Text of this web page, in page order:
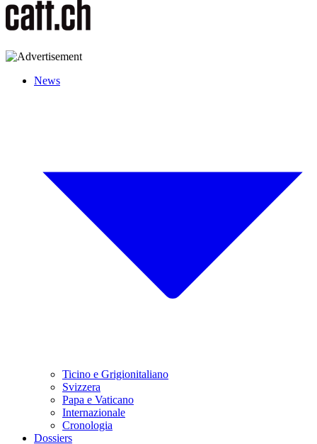
News
Ticino e Grigionitaliano
Svizzera
Papa e Vaticano
Internazionale
Cronologia
Dossiers